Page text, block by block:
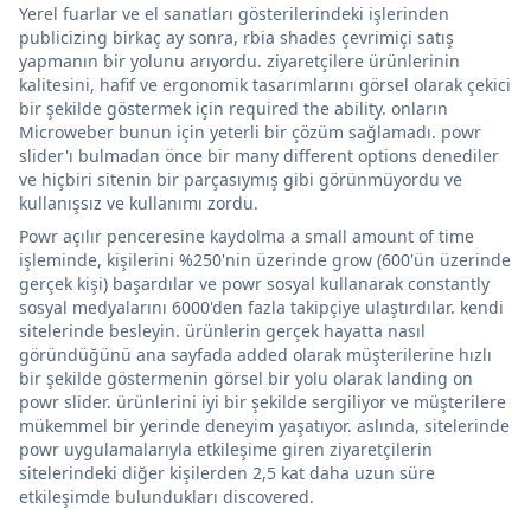
Yerel fuarlar ve el sanatları gösterilerindeki işlerinden
publicizing birkaç ay sonra, rbia shades çevrimiçi satış
yapmanın bir yolunu arıyordu. ziyaretçilere ürünlerinin
kalitesini, hafif ve ergonomik tasarımlarını görsel olarak çekici
bir şekilde göstermek için required the ability. onların
Microweber bunun için yeterli bir çözüm sağlamadı. powr
slider'ı bulmadan önce bir many different options denediler
ve hiçbiri sitenin bir parçasıymış gibi görünmüyordu ve
kullanışsız ve kullanımı zordu.
Powr açılır penceresine kaydolma a small amount of time
işleminde, kişilerini %250'nin üzerinde grow (600'ün üzerinde
gerçek kişi) başardılar ve powr sosyal kullanarak constantly
sosyal medyalarını 6000'den fazla takipçiye ulaştırdılar. kendi
sitelerinde besleyin. ürünlerin gerçek hayatta nasıl
göründüğünü ana sayfada added olarak müşterilerine hızlı
bir şekilde göstermenin görsel bir yolu olarak landing on
powr slider. ürünlerini iyi bir şekilde sergiliyor ve müşterilere
mükemmel bir yerinde deneyim yaşatıyor. aslında, sitelerinde
powr uygulamalarıyla etkileşime giren ziyaretçilerin
sitelerindeki diğer kişilerden 2,5 kat daha uzun süre
etkileşimde bulundukları discovered.